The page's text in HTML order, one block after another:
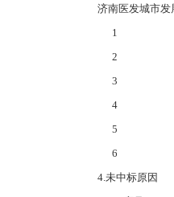
济南医发城市发
1
2
3
4
5
6
4.未中标原因